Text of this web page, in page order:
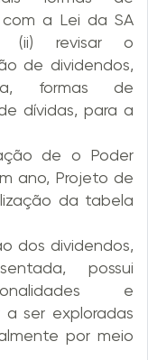
a Lei da SA
(ii) revisar o
de dividendos,
formas de
dívidas, para a
de o Poder
ano, Projeto de
da tabela
dos dividendos,
possui
e
ser exploradas
por meio